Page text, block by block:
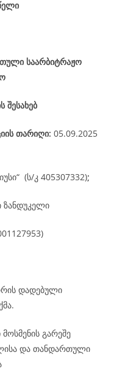
საარბიტრაჟო
შესახებ
თარიღი: 05.09.2025
(ს/კ 405307332);
ზანდუკელი
დადებული
გარეშე
და თანდართული